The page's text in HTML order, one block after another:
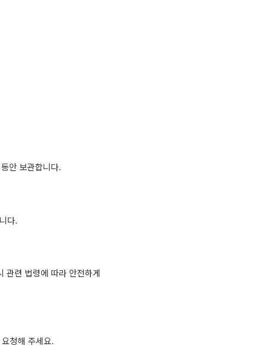
안 보관합니다.
다.
관련 법령에 따라 안전하게
청해 주세요.